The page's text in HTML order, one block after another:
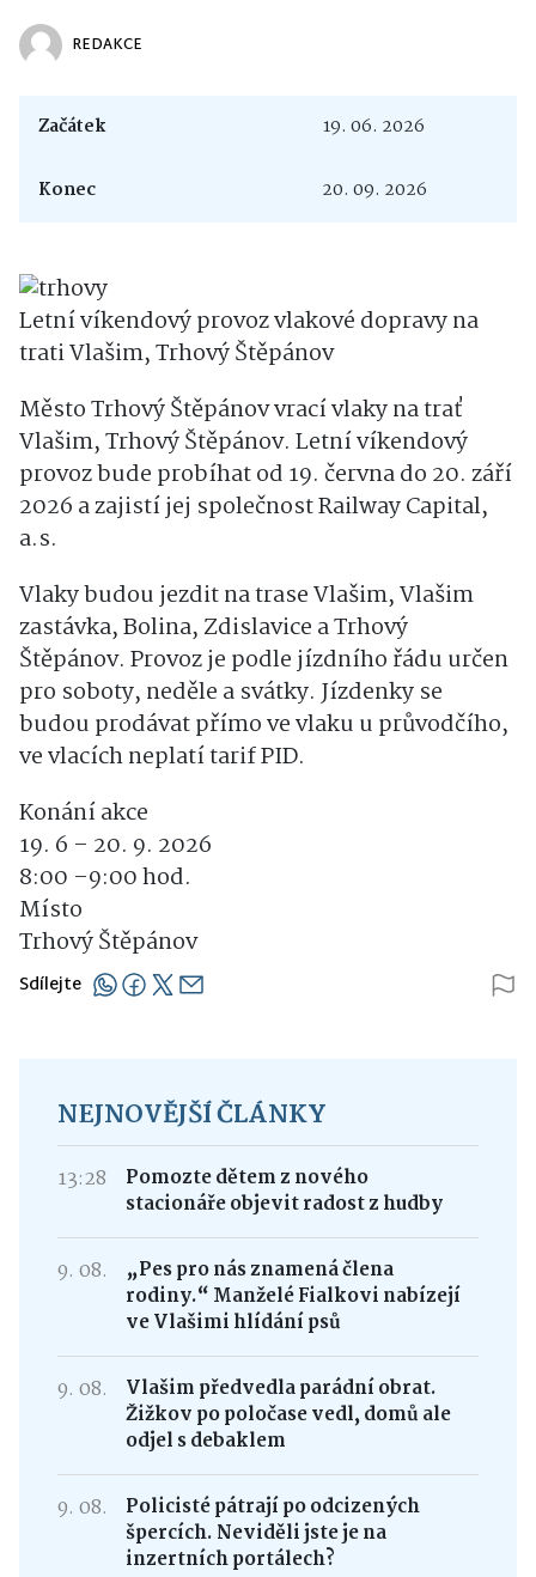
REDAKCE
Začátek 19. 06. 2026
Konec 20. 09. 2026
Letní víkendový provoz vlakové dopravy na
trati Vlašim, Trhový Štěpánov
Město Trhový Štěpánov vrací vlaky na trať
Vlašim, Trhový Štěpánov. Letní víkendový
provoz bude probíhat od 19. června do 20. září
2026 a zajistí jej společnost Railway Capital,
a.s.
Vlaky budou jezdit na trase Vlašim, Vlašim
zastávka, Bolina, Zdislavice a Trhový
Štěpánov. Provoz je podle jízdního řádu určen
pro soboty, neděle a svátky. Jízdenky se
budou prodávat přímo ve vlaku u průvodčího,
ve vlacích neplatí tarif PID.
Konání akce
19. 6 – 20. 9. 2026
8:00 –9:00hod.
Místo
Trhový Štěpánov
Sdílejte
NEJNOVĚJŠÍ ČLÁNKY
13:28
Pomozte dětem z nového
stacionáře objevit radost z hudby
9. 08.
„Pes pro nás znamená člena
rodiny.“ Manželé Fialkovi nabízejí
ve Vlašimi hlídání psů
9. 08.
Vlašim předvedla parádní obrat.
Žižkov po poločase vedl, domů ale
odjel s debaklem
9. 08.
Policisté pátrají po odcizených
špercích. Neviděli jste je na
inzertních portálech?